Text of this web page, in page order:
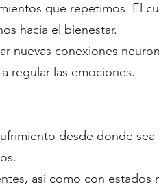
que repetimos. El
hacia el bienestar.
nuevas conexiones
regular las emociones.
desde donde sea
así como con estados